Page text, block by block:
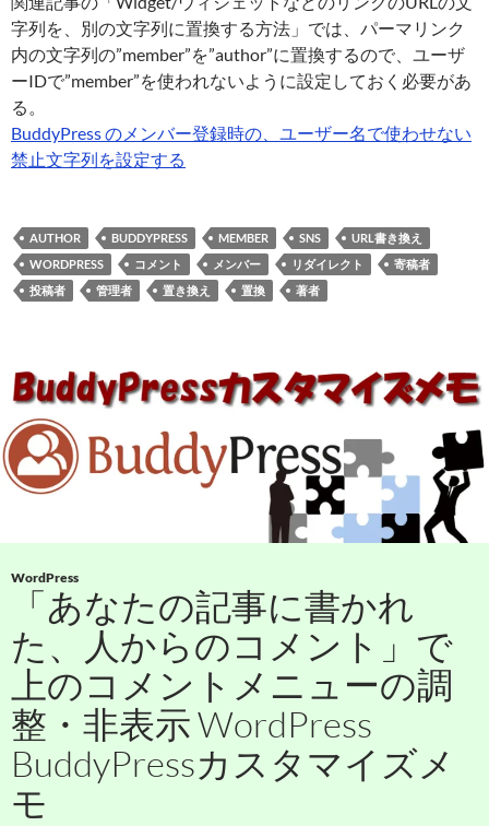
字列を、別の文字列に置換する方法」では、パーマリンク
内の文字列の”member”を”author”に置換するので、ユーザ
ーIDで”member”を使われないように設定しておく必要があ
る。
BuddyPress のメンバー登録時の、ユーザー名で使わせない
禁止文字列を設定する
AUTHOR BUDDYPRESS MEMBER SNS
URL書き換え
WORDPRESS
コメント メンバー リダイレクト
寄稿者
投稿者
管理者 置き換え 置換 著者
WordPress
「あなたの記事に書かれ
た、人からのコメント」で
上のコメントメニューの調
整・非表示 WordPress
BuddyPressカスタマイズメ
モ